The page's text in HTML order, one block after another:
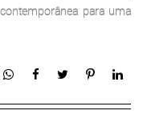
para uma